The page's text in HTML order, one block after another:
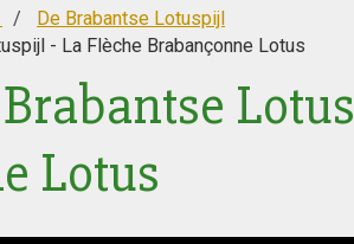
De Brabantse Lotuspijl
- La Flèche Brabançonne Lotus
Lotus